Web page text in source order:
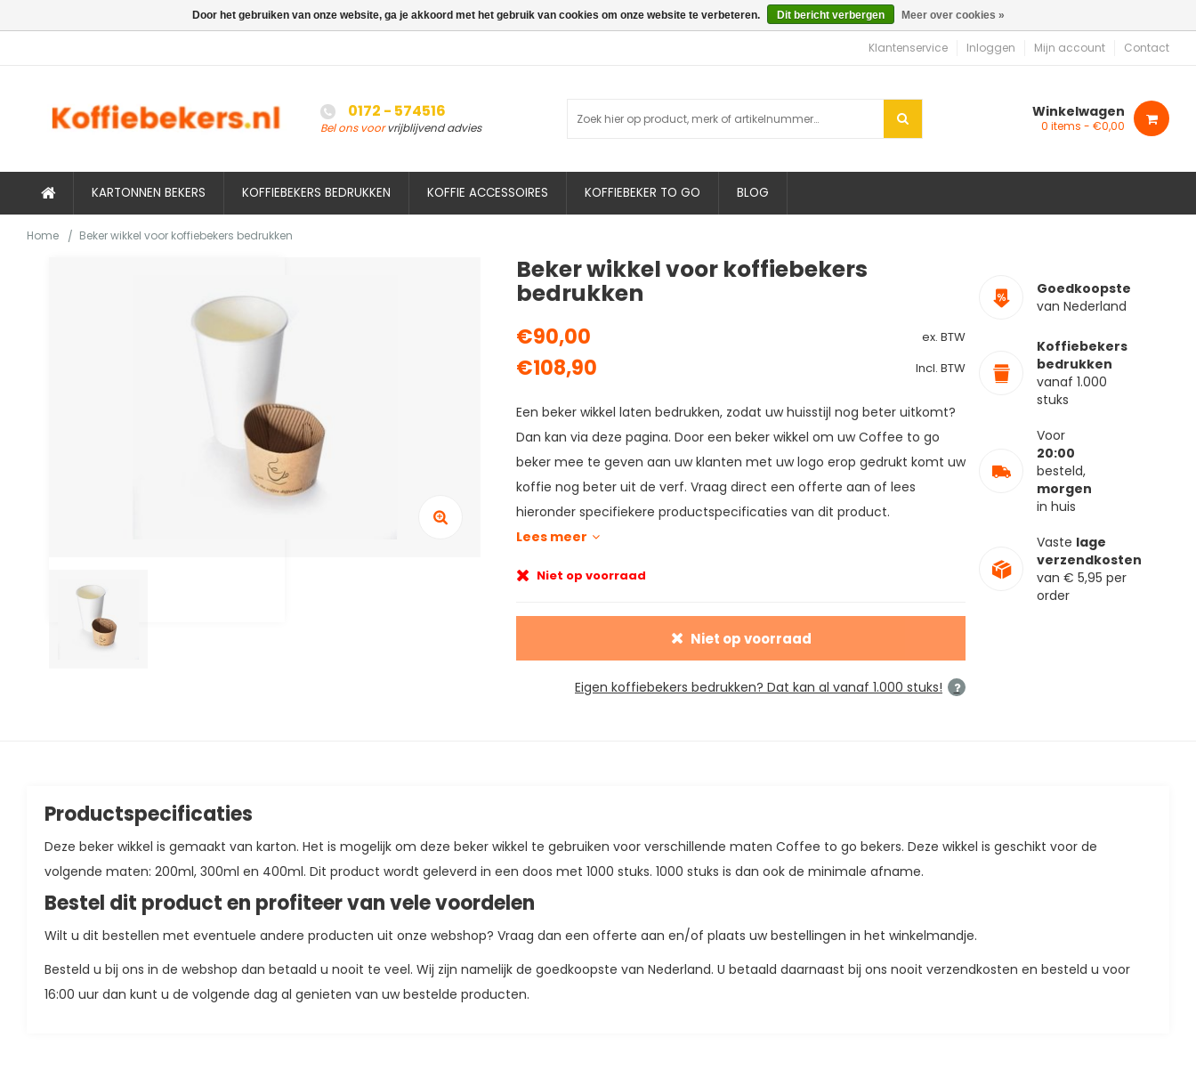
Klantenservice Inloggen Mijn account Contact
0172 - 574516
Bel ons voorvrijblijvend advies
Winkelwagen
0 items - €0,00
KARTONNEN BEKERS KOFFIEBEKERS BEDRUKKEN KOFFIE ACCESSOIRES KOFFIEBEKER TO GO BLOG
Home / Beker wikkel voor koffiebekers bedrukken
Beker wikkel voor koffiebekers
bedrukken
€90,00 ex. BTW
€108,90 Incl. BTW
Een beker wikkel laten bedrukken, zodat uw huisstijl nog beter uitkomt?
Dan kan via deze pagina. Door een beker wikkel om uw Coffee to go
beker mee te geven aan uw klanten met uw logo erop gedrukt komt uw
koffie nog beter uit de verf. Vraag direct een offerte aan of lees
hieronder specifiekere productspecificaties van dit product.
Lees meer
Niet op voorraad
Niet op voorraad
Eigen koffiebekers bedrukken? Dat kan al vanaf 1.000 stuks!
Goedkoopste
van Nederland
Koffiebekers
bedrukken
vanaf 1.000
stuks
Voor
20:00
besteld,
morgen
in huis
Vaste lage
verzendkosten
van € 5,95 per
order
Productspecificaties
Deze beker wikkel is gemaakt van karton. Het is mogelijk om deze beker wikkel te gebruiken voor verschillende maten Coffee to go bekers. Deze wikkel is geschikt voor de
volgende maten: 200ml, 300ml en 400ml. Dit product wordt geleverd in een doos met 1000 stuks. 1000 stuks is dan ook de minimale afname.
Bestel dit product en profiteer van vele voordelen
Wilt u dit bestellen met eventuele andere producten uit onze webshop? Vraag dan een offerte aan en/of plaats uw bestellingen in het winkelmandje.
Besteld u bij ons in de webshop dan betaald u nooit te veel. Wij zijn namelijk de goedkoopste van Nederland. U betaald daarnaast bij ons nooit verzendkosten en besteld u voor
16:00 uur dan kunt u de volgende dag al genieten van uw bestelde producten.
Door het gebruiken van onze website, ga je akkoord met het gebruik van cookies om onze website te verbeteren. Dit bericht verbergen Meer over cookies »